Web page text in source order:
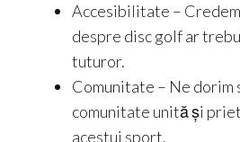
Accesibilitate –
despre disc golf ar
tuturor.
Comunitate – Ne dorim
comunitate unită și
acestui sport.